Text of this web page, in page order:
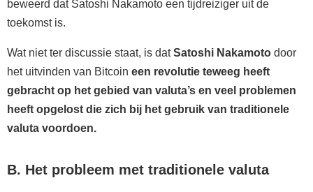
beweerd dat Satoshi Nakamoto een tijdreiziger uit de
toekomst is.
Wat niet ter discussie staat, is datSatoshi Nakamoto door
het uitvinden van Bitcoin een revolutie teweeg heeft
gebracht op het gebied van valuta’s en veel problemen
heeft opgelost die zich bij het gebruik van traditionele
valuta voordoen.
B. Het probleem met traditionele valuta